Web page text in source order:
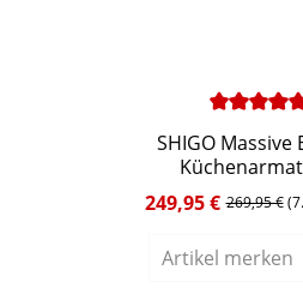
Durchschnittliche
SHIGO Massive
Verkaufspreis:
249,95 € Regulärer
269,95 €
Artikel merken